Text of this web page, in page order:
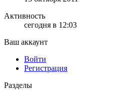
Активность
сегодня в 12:03
Ваш аккаунт
Войти
Регистрация
Разделы